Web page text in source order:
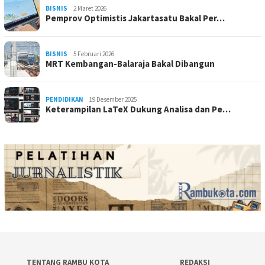
BISNIS 2 Maret 2026
Pemprov Optimistis Jakartasatu Bakal Per…
BISNIS 5 Februari 2026
MRT Kembangan-Balaraja Bakal Dibangun
PENDIDIKAN 19 Desember 2025
Keterampilan LaTeX Dukung Analisa dan Pe…
TENTANG RAMBU KOTA REDAKSI